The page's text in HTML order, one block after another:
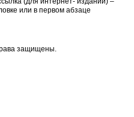
или в первом абзаце
защищены.